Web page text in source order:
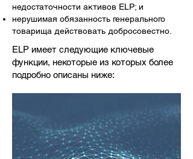
недостаточности активов ELP; и
нерушимая обязанность генерального
товарища действовать добросовестно.
ELP имеет следующие ключевые
функции, некоторые из которых более
подробно описаны ниже: